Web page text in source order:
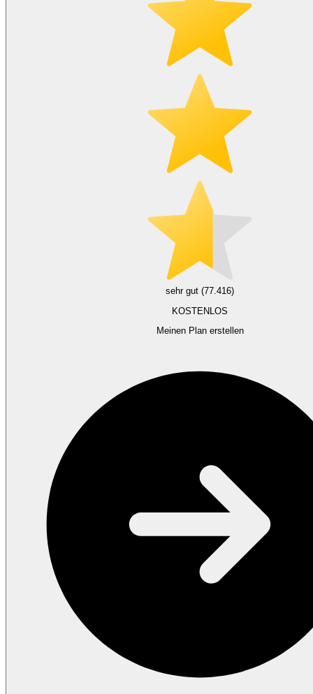
sehr gut (77.416)
KOSTENLOS
Meinen Plan erstellen